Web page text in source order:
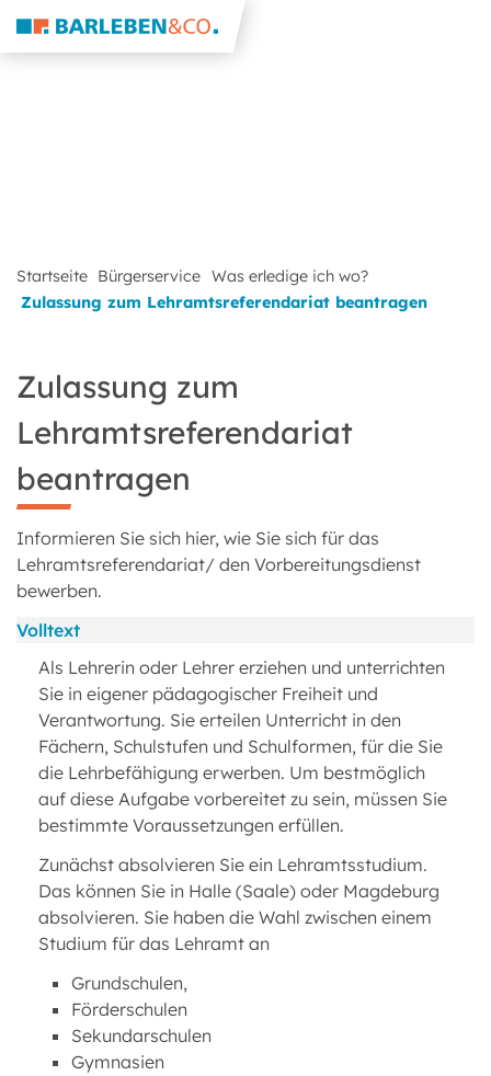
Startseite Bürgerservice Was erledige ich wo?
Zulassung zum Lehramtsreferendariat beantragen
Zulassung zum
Lehramtsreferendariat
beantragen
Informieren Sie sich hier, wie Sie sich für das
Lehramtsreferendariat/ den Vorbereitungsdienst
bewerben.
Volltext
Als Lehrerin oder Lehrer erziehen und unterrichten
Sie in eigener pädagogischer Freiheit und
Verantwortung. Sie erteilen Unterricht in den
Fächern, Schulstufen und Schulformen, für die Sie
die Lehrbefähigung erwerben. Um bestmöglich
auf diese Aufgabe vorbereitet zu sein, müssen Sie
bestimmte Voraussetzungen erfüllen.
Zunächst absolvieren Sie ein Lehramtsstudium.
Das können Sie in Halle (Saale) oder Magdeburg
absolvieren. Sie haben die Wahl zwischen einem
Studium für das Lehramt an
Grundschulen,
Förderschulen
Sekundarschulen
Gymnasien